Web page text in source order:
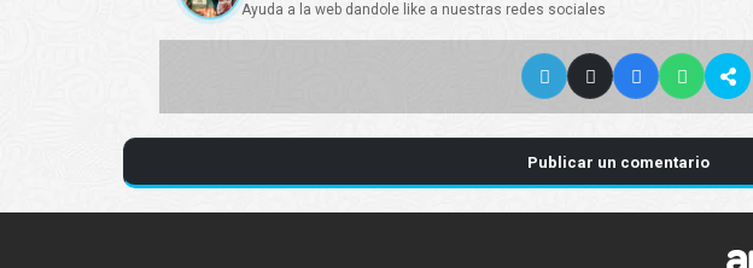
Ayuda a la web dandole like a nuestras redes sociales
Publicar un comentario